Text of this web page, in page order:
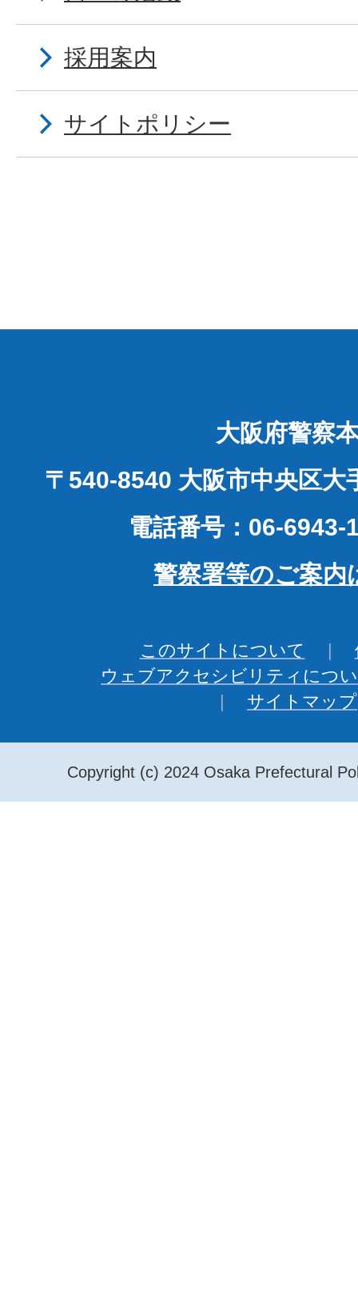
採用案内
サイトポリシー
大阪府警察
〒540-8540 大阪市中央区大
電話番号：06-6943-
警察署等のご案内
このサイトについて
ウェブアクセシビリティにつ
サイトマップ
Copyright (c) 2024 Osaka Prefectural